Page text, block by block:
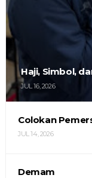
Haji, Simbol,
JUL 16, 2026
Colokan
JUL 14, 2026
Demam